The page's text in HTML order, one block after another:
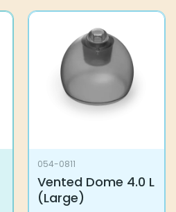
054-0811
Vented Dome 4.0 L
(Large)